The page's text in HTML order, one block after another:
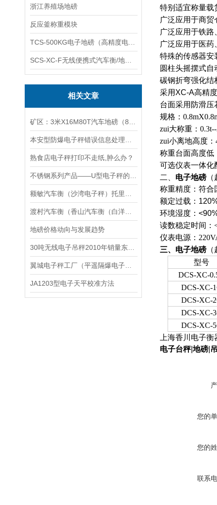
浙江养殖场地磅
反应釜称重模块
相关文章
熟食店电子秤打印不走纸,肿么办？
地磅价格动向与发展趋势
JA1203型电子天平校准方法
特别适宜称量载
广泛应用于商
广泛应用于铁
广泛应用于医
特殊的传感器安
圆柱头摇摆式
碳钢折弯强化结
采用 XC-A高精
台面采用 防滑压
规格：
zui大称重：
zui小离地高度：
称重台面高度低
可选仪表一体化
二、 电子地磅
称重精度：符合
额定过载：
环境湿度：
读数稳定时间：
仪表电源：
三、 电子地磅 （
型号
DCS-XC-
DCS-XC-
DCS-XC-
DCS-XC-
DCS-XC-
上海香川电子
电子台秤|地磅
您的
您的
联系